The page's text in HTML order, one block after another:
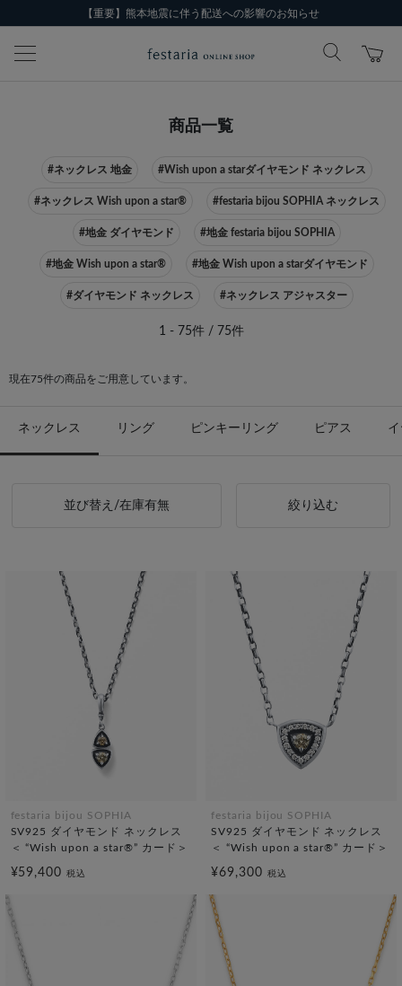
【重要】熊本地震に伴う配送への影響のお知らせ
商品一覧
#ネックレス 地金 #Wish upon a starダイヤモンド ネックレス
#ネックレス Wish upon a star® #festaria bijou SOPHIA ネックレス
#地金 ダイヤモンド #地金 festaria bijou SOPHIA
#地金 Wish upon a star® #地金 Wish upon a starダイヤモンド
#ダイヤモンド ネックレス #ネックレス アジャスター
1 - 75件 / 75件
現在75件の商品をご用意しています。
ネックレス リング ピンキーリング ピアス
並び替え/在庫有無 絞り込む
festaria bijou SOPHIA
SV925 ダイヤモンド ネックレス
＜ “Wish upon a star®” カード＞
¥59,400税込
festaria bijou SOPHIA
SV925 ダイヤモンド ネックレス
＜ “Wish upon a star®” カード＞
¥69,300 税込